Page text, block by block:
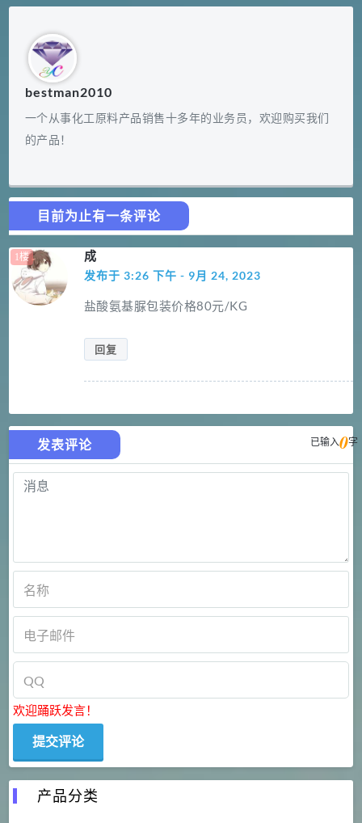
bestman2010
一个从事化工原料产品销售十多年的业务员，欢迎购买我们
的产品！
目前为止有一条评论
成
发布于 3:26 下午 - 9月 24, 2023
盐酸氨基脲包装价格80元/KG
回复
发表评论 已输入0字
欢迎踊跃发言！
产品分类